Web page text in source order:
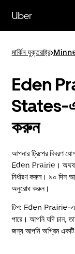
প্রধান
বিষয়সূচিতে
Uber
মার্কিন যুক্তরাষ্ট্র>
Eden
States-এ
করুন
আপনার ট্রিপের বিবরণ
Eden Prairie। অথবা
নির্ধারণ করুন। ৯০ দিন
অনুরোধ করুন।
টিপ: Eden Prairie-এ
পারে। আপনি যদি চান,
জন্য আপনি অগ্রিম একটি